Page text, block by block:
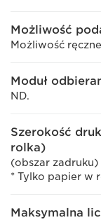
Możliwość
Możliwość
Moduł
ND.
Szerokość
rolka)
(obszar zadruku)
* Tylko papier w
Maksymalna